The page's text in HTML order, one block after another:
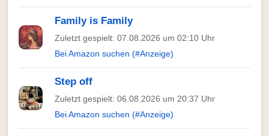
Family is Family
Zuletzt gespielt: 07.08.2026 um 02:10 Uhr
Bei Amazon suchen (#Anzeige)
Step off
Zuletzt gespielt: 06.08.2026 um 20:37 Uhr
Bei Amazon suchen (#Anzeige)